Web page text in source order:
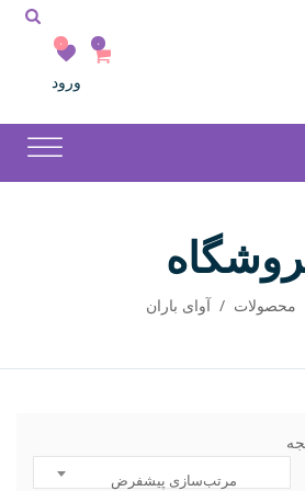
۰ ۰
ورود
محصولات /آوای باران
مرتب‌سازی پیشفرض